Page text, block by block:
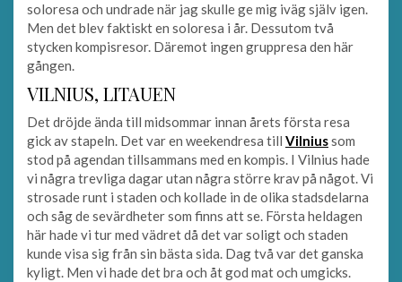
soloresa och undrade när jag skulle ge mig iväg själv igen.
Men det blev faktiskt en soloresa i år. Dessutom två
stycken kompisresor. Däremot ingen gruppresa den här
gången.
VILNIUS, LITAUEN
Det dröjde ända till midsommar innan årets första resa
gick av stapeln. Det var en weekendresa till Vilniussom
stod på agendan tillsammans med en kompis. I Vilnius hade
vi några trevliga dagar utan några större krav på något. Vi
strosade runt i staden och kollade in de olika stadsdelarna
och såg de sevärdheter som finns att se. Första heldagen
här hade vi tur med vädret då det var soligt och staden
kunde visa sig från sin bästa sida. Dag två var det ganska
kyligt. Men vi hade det bra och åt god mat och umgicks.